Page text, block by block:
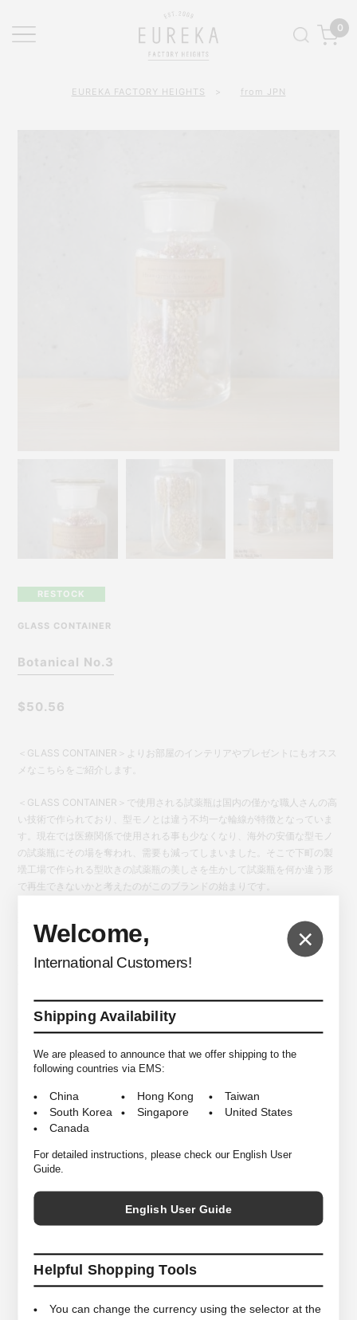
×
Welcome,
International Customers!
Shipping Availability
We are pleased to announce that we offer shipping to the
following countries via EMS:
China Hong Kong
Taiwan
South Korea
Singapore
United States
Canada
For detailed instructions, please check our English User
Guide.
English User Guide
Helpful Shopping Tools
You can change the currency using the selector at the
0
EUREKA FACTORY HEIGHTS > from JPN
RESTOCK
GLASS CONTAINER
Botanical No.3
$50.56
＜GLASS CONTAINER＞よりお部屋のインテリアやプレゼントにもオスス
メなこちらをご紹介します。
＜GLASS CONTAINER＞で使用される試薬瓶は国内の僅かな職人さんの高
い技術で作られており、型モノとは違う不均一な輪線が特徴となっていま
す。現在では医療関係で使用される事も少なくなり、海外の安価な型モノ
の試薬瓶にその場を奪われ、需要も減ってしまいました。そこで下町の製
壜工場で作られる型吹きの試薬瓶の美しさを生かして試薬瓶を何か違う形
で再生できないかと考えたのがこのブランドの始まりです。
過去に生物学者が植物を入れて標本にしていた事をヒントに、架空のドイ
ツ人生物学者 ロンメル博士が世界各国で採取して標本したという架空のス
トーリーから生まれたこちらのグラスコンテナは、様々な種類の植物を試
薬瓶に入れる事で植物は再生し、製壜業界の再生にも繋げたアイテムで
※直射日光の当たる場所や、高温多湿の場所では植物が劣化しやすくなります。
ドライフラワーは植物によって退色の期間に差があります。
色調変化もこの製品の特徴のため、経年変化としてお楽しみください。
*商品は実店舗と在庫を共有しており常に変動がございます。
その為ご注文後でも売り違いにより在庫がない場合がございますので予め
ご了承ください。
One Size ＜直径10cm×高さ21.5cm＞
MATELIALS Glass, Botanical